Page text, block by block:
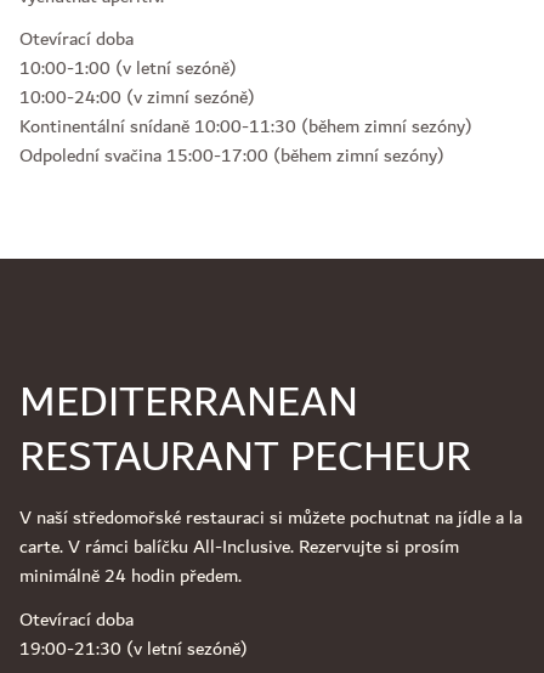
Otevírací doba
10:00-1:00 (v letní sezóně)
10:00-24:00 (v zimní sezóně)
Kontinentální snídaně 10:00-11:30 (během zimní sezóny)
Odpolední svačina 15:00-17:00 (během zimní sezóny)
MEDITERRANEAN
RESTAURANT PECHEUR
V naší středomořské restauraci si můžete pochutnat na jídle a la
carte. V rámci balíčku All-Inclusive. Rezervujte si prosím
minimálně 24 hodin předem.
Otevírací doba
19:00-21:30 (v letní sezóně)